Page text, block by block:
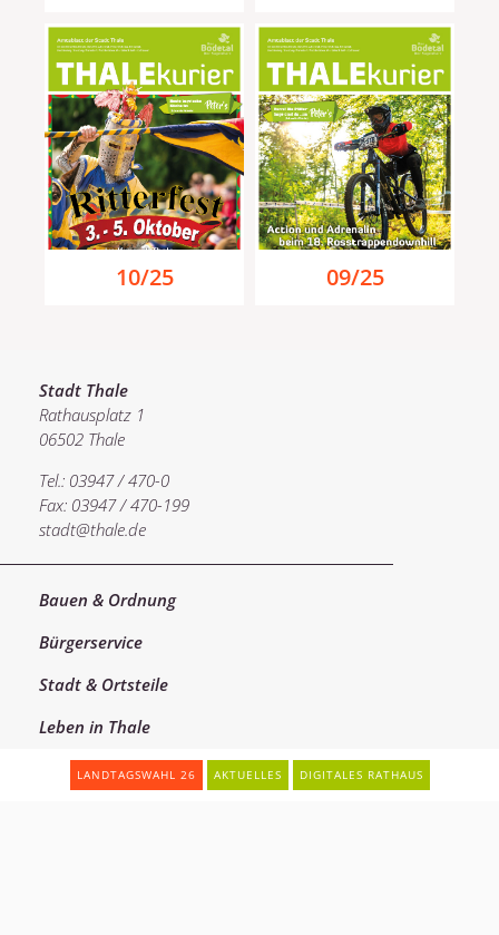
10/25 09/25
Stadt Thale
Rathausplatz 1
06502 Thale
Tel.: 03947 / 470-0
Fax: 03947 / 470-199
stadt@thale.de
Bauen & Ordnung
Bürgerservice
Stadt & Ortsteile
Leben in Thale
SozialesLANDTAGSWAHL 26 AKTUELLES DIGITALES RATHAUS